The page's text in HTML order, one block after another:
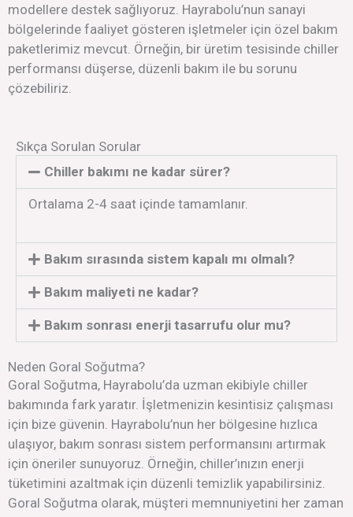
modellere destek sağlıyoruz. Hayrabolu’nun sanayi
bölgelerinde faaliyet gösteren işletmeler için özel bakım
paketlerimiz mevcut. Örneğin, bir üretim tesisinde chiller
performansı düşerse, düzenli bakım ile bu sorunu
çözebiliriz.
Sıkça Sorulan Sorular
Chiller bakımı ne kadar sürer?
Ortalama 2-4 saat içinde tamamlanır.
Bakım sırasında sistem kapalı mı olmalı?
Bakım maliyeti ne kadar?
Bakım sonrası enerji tasarrufu olur mu?
Neden Goral Soğutma?
Goral Soğutma, Hayrabolu’da uzman ekibiyle chiller
bakımında fark yaratır. İşletmenizin kesintisiz çalışması
için bize güvenin. Hayrabolu’nun her bölgesine hızlıca
ulaşıyor, bakım sonrası sistem performansını artırmak
için öneriler sunuyoruz. Örneğin, chiller’ınızın enerji
tüketimini azaltmak için düzenli temizlik yapabilirsiniz.
Goral Soğutma olarak, müşteri memnuniyetini her zaman